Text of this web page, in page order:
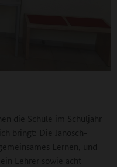
die Schule im Schuljahr
bringt: Die Janosch-
Lernen, und
Lehrer sowie acht